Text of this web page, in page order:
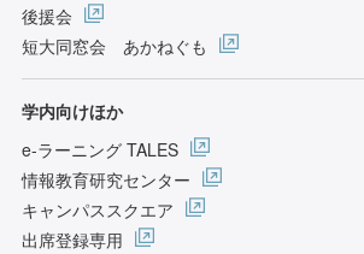
後援会
短大同窓会 あかねぐも
学内向けほか
e-ラーニング TALES
情報教育研究センター
キャンパススクエア
出席登録専用